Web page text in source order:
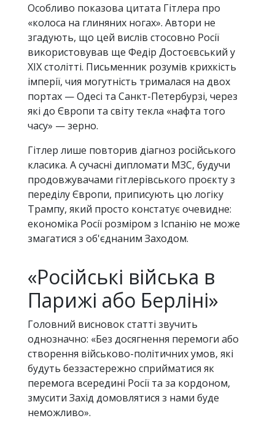
Особливо показова цитата Гітлера про
«колоса на глиняних ногах». Автори не
згадують, що цей вислів стосовно Росії
використовував ще Федір Достоєвський у
XIX столітті. Письменник розумів крихкість
імперії, чия могутність трималася на двох
портах — Одесі та Санкт-Петербурзі, через
які до Європи та світу текла «нафта того
часу» — зерно.
Гітлер лише повторив діагноз російського
класика. А сучасні дипломати МЗС, будучи
продовжувачами гітлерівського проєкту з
переділу Європи, приписують цю логіку
Трампу, який просто констатує очевидне:
економіка Росії розміром з Іспанію не може
змагатися з об'єднаним Заходом.
«Російські війська в
Парижі або Берліні»
Головний висновок статті звучить
однозначно: «Без досягнення перемоги або
створення військово-політичних умов, які
будуть беззастережно сприйматися як
перемога всередині Росії та за кордоном,
змусити Захід домовлятися з нами буде
неможливо».